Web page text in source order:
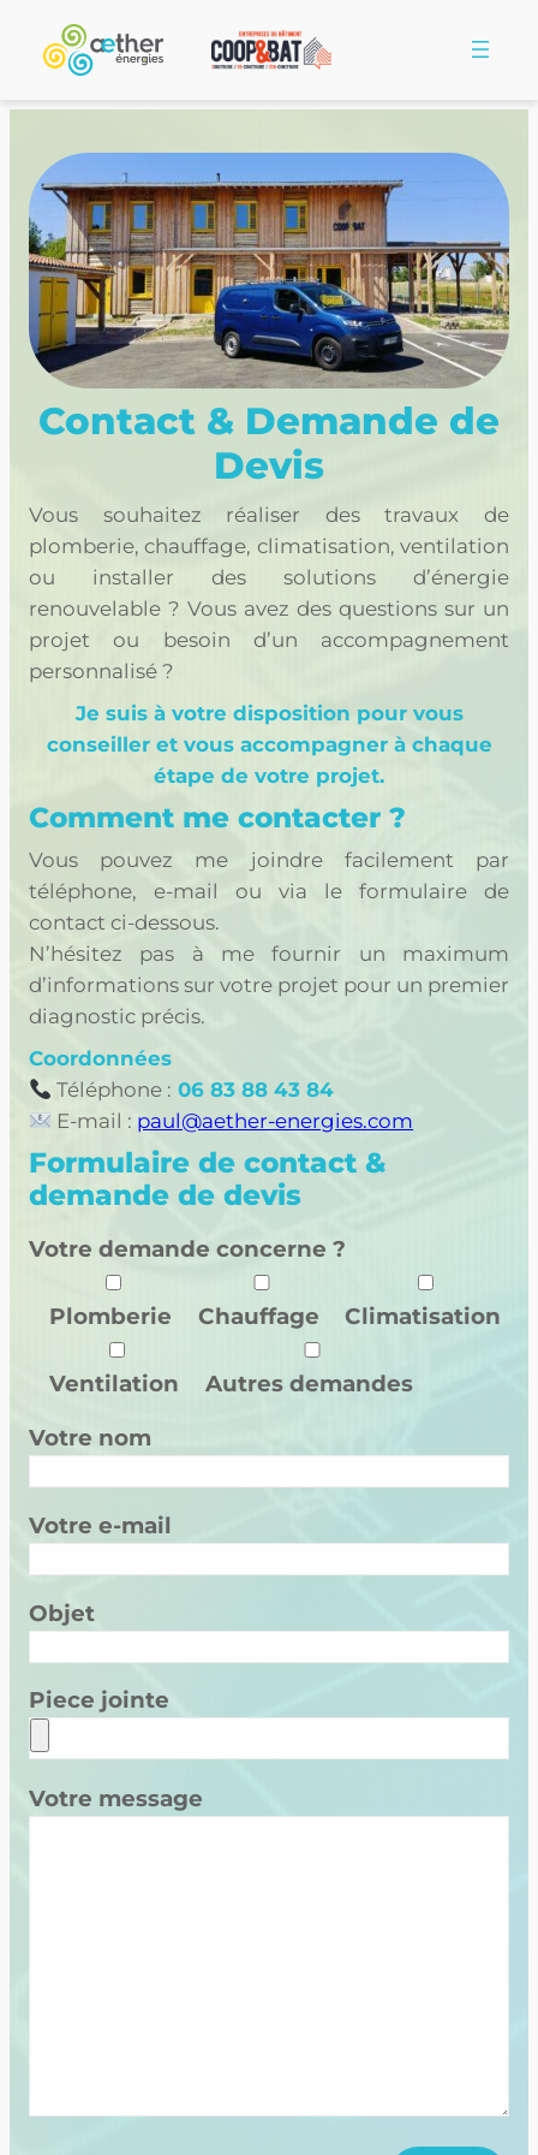
Contact & Demande de
Devis
Vous souhaitez réaliser des travaux de
plomberie, chauffage, climatisation, ventilation
ou installer des solutions d’énergie
renouvelable ? Vous avez des questions sur un
projet ou besoin d’un accompagnement
personnalisé ?
Je suis à votre disposition pour vous
conseiller et vous accompagner à chaque
étape de votre projet.
Comment me contacter ?
Vous pouvez me joindre facilement par
téléphone, e-mail ou via le formulaire de
contact ci-dessous.
N’hésitez pas à me fournir un maximum
d’informations sur votre projet pour un premier
diagnostic précis.
Coordonnées
Téléphone : 06 83 88 43 84
E-mail : paul@aether-energies.com
Formulaire de contact &
demande de devis
Votre demande concerne ?
Plomberie Chauffage Climatisation
Ventilation
Autres demandes
Votre nom
Votre e-mail
Objet
Piece jointe
Votre message